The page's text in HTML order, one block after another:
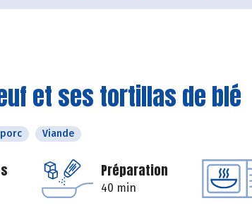
et ses tortillas de blé
Viande
Préparation
40 min